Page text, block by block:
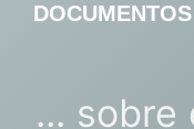
... sobre